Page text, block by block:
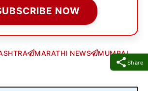
Share
NOW
MARATHI NEWS
MUMBAI